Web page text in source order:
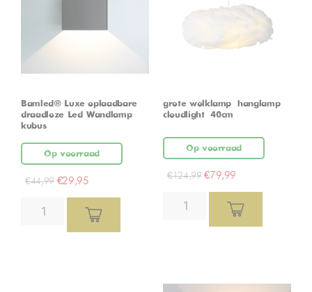
Bamled® Luxe oplaadbare
draadloze Led Wandlamp
kubus
Op voorraad
€44,99 €29,95
grote wolklamp – hanglamp –
cloudlight – 40cm
Op voorraad
€124,99 €79,99